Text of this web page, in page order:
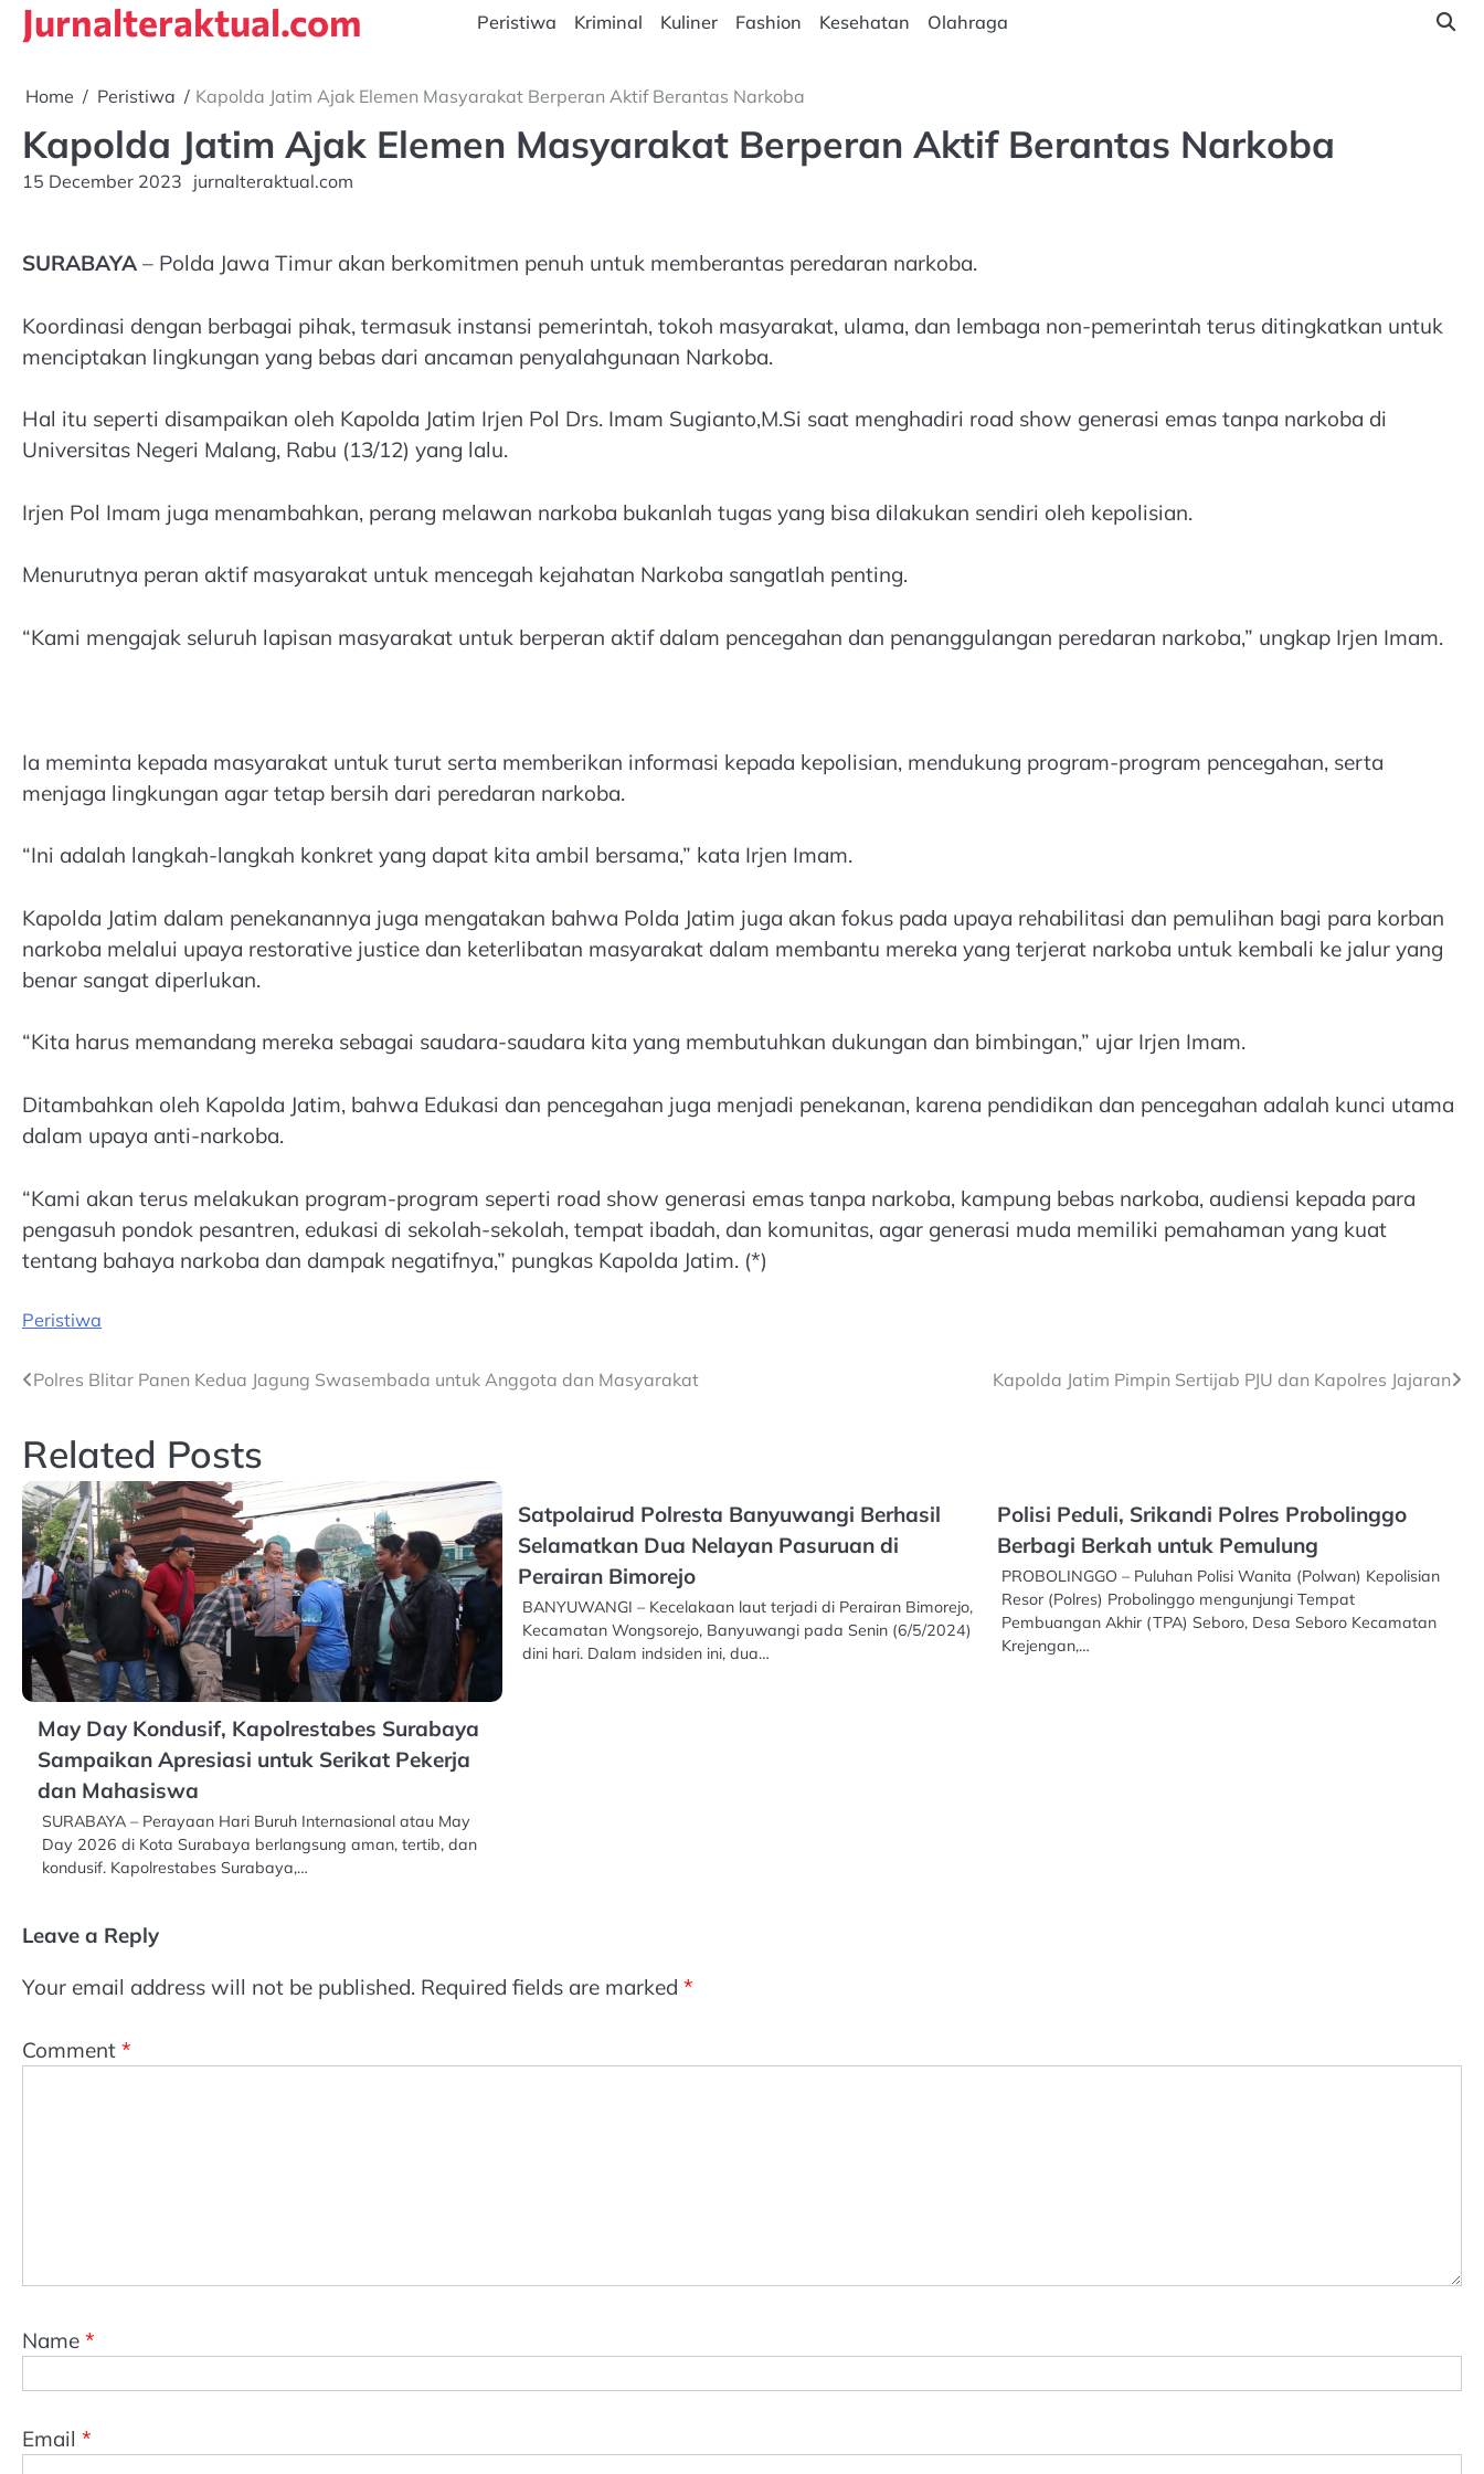
SkipJurnalteraktual.com Peristiwa Kriminal Kuliner Fashion Kesehatan Olahraga
Home Peristiwa Kapolda Jatim Ajak Elemen Masyarakat Berperan Aktif Berantas Narkoba
Kapolda Jatim Ajak Elemen Masyarakat Berperan Aktif Berantas Narkoba
15 December 2023 jurnalteraktual.com
SURABAYA – Polda Jawa Timur akan berkomitmen penuh untuk memberantas peredaran narkoba.
Koordinasi dengan berbagai pihak, termasuk instansi pemerintah, tokoh masyarakat, ulama, dan lembaga non-pemerintah terus ditingkatkan untuk
menciptakan lingkungan yang bebas dari ancaman penyalahgunaan Narkoba.
Hal itu seperti disampaikan oleh Kapolda Jatim Irjen Pol Drs. Imam Sugianto,M.Si saat menghadiri road show generasi emas tanpa narkoba di
Universitas Negeri Malang, Rabu (13/12) yang lalu.
Irjen Pol Imam juga menambahkan, perang melawan narkoba bukanlah tugas yang bisa dilakukan sendiri oleh kepolisian.
Menurutnya peran aktif masyarakat untuk mencegah kejahatan Narkoba sangatlah penting.
“Kami mengajak seluruh lapisan masyarakat untuk berperan aktif dalam pencegahan dan penanggulangan peredaran narkoba,” ungkap Irjen Imam.
Ia meminta kepada masyarakat untuk turut serta memberikan informasi kepada kepolisian, mendukung program-program pencegahan, serta
menjaga lingkungan agar tetap bersih dari peredaran narkoba.
“Ini adalah langkah-langkah konkret yang dapat kita ambil bersama,” kata Irjen Imam.
Kapolda Jatim dalam penekanannya juga mengatakan bahwa Polda Jatim juga akan fokus pada upaya rehabilitasi dan pemulihan bagi para korban
narkoba melalui upaya restorative justice dan keterlibatan masyarakat dalam membantu mereka yang terjerat narkoba untuk kembali ke jalur yang
benar sangat diperlukan.
“Kita harus memandang mereka sebagai saudara-saudara kita yang membutuhkan dukungan dan bimbingan,” ujar Irjen Imam.
Ditambahkan oleh Kapolda Jatim, bahwa Edukasi dan pencegahan juga menjadi penekanan, karena pendidikan dan pencegahan adalah kunci utama
dalam upaya anti-narkoba.
“Kami akan terus melakukan program-program seperti road show generasi emas tanpa narkoba, kampung bebas narkoba, audiensi kepada para
pengasuh pondok pesantren, edukasi di sekolah-sekolah, tempat ibadah, dan komunitas, agar generasi muda memiliki pemahaman yang kuat
tentang bahaya narkoba dan dampak negatifnya,” pungkas Kapolda Jatim. (*)
Peristiwa
Post
Polres Blitar Panen Kedua Jagung Swasembada untuk Anggota dan Masyarakat Kapolda Jatim Pimpin Sertijab PJU dan Kapolres Jajaran
Related Posts
May Day Kondusif, Kapolrestabes Surabaya
Sampaikan Apresiasi untuk Serikat Pekerja
dan Mahasiswa
SURABAYA – Perayaan Hari Buruh Internasional atau May
Day 2026 di Kota Surabaya berlangsung aman, tertib, dan
kondusif. Kapolrestabes Surabaya,…
Satpolairud Polresta Banyuwangi Berhasil
Selamatkan Dua Nelayan Pasuruan di
Perairan Bimorejo
BANYUWANGI – Kecelakaan laut terjadi di Perairan Bimorejo,
Kecamatan Wongsorejo, Banyuwangi pada Senin (6/5/2024)
dini hari. Dalam indsiden ini, dua…
Polisi Peduli, Srikandi Polres Probolinggo
Berbagi Berkah untuk Pemulung
PROBOLINGGO – Puluhan Polisi Wanita (Polwan) Kepolisian
Resor (Polres) Probolinggo mengunjungi Tempat
Pembuangan Akhir (TPA) Seboro, Desa Seboro Kecamatan
Krejengan,…
Leave a Reply
Your email address will not be published. Required fields are marked *
Comment *
Name *
Email *